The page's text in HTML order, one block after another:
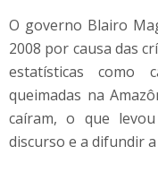
O governo Blairo
2008 por causa das
estatísticas como
queimadas na
caíram, o que
discurso e a difundir